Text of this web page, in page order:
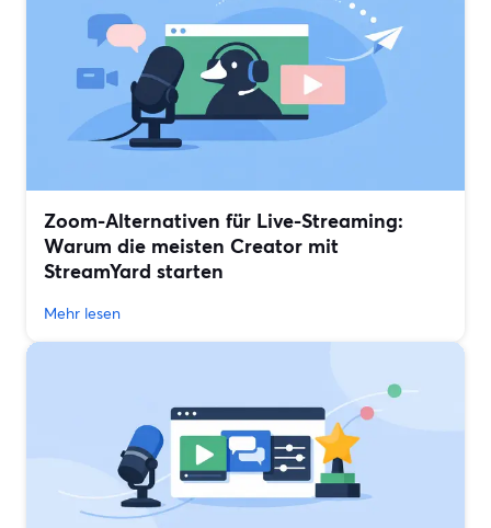
Zoom-Alternativen für Live-Streaming:
Warum die meisten Creator mit
StreamYard starten
Mehr lesen